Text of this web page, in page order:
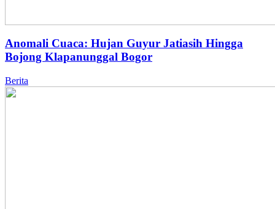
Anomali Cuaca: Hujan Guyur Jatiasih Hingga
Bojong Klapanunggal Bogor
Berita